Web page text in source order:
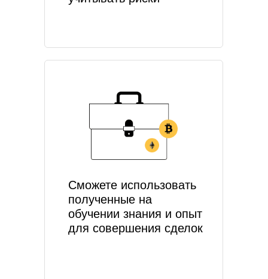
Сможете использовать
полученные на
обучении знания и опыт
для совершения сделок